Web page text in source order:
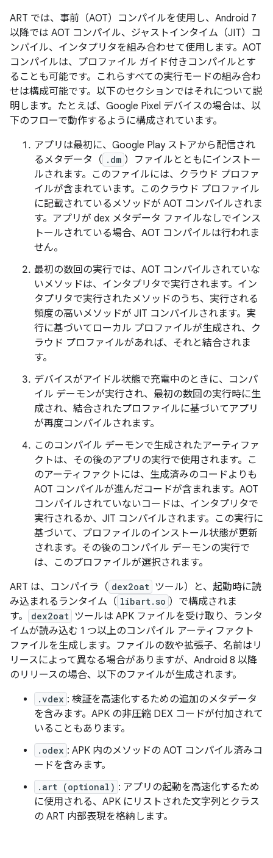
ART では、事前（AOT）コンパイルを使用し、Android 7
以降では AOT コンパイル、ジャストインタイム（JIT）コ
ンパイル、インタプリタを組み合わせて使用します。AOT
コンパイルは、プロファイル ガイド付きコンパイルとす
ることも可能です。これらすべての実行モードの組み合わ
せは構成可能です。以下のセクションではそれについて説
明します。たとえば、Google Pixel デバイスの場合は、以
下のフローで動作するように構成されています。
アプリは最初に、Google Play ストアから配信され
るメタデータ（ .dm ）ファイルとともにインストー
ルされます。このファイルには、クラウド プロファ
イルが含まれています。このクラウド プロファイル
に記載されているメソッドが AOT コンパイルされま
す。アプリが dex メタデータ ファイルなしでインス
トールされている場合、AOT コンパイルは行われま
せん。
最初の数回の実行では、AOT コンパイルされていな
いメソッドは、インタプリタで実行されます。イン
タプリタで実行されたメソッドのうち、実行される
頻度の高いメソッドが JIT コンパイルされます。実
行に基づいてローカル プロファイルが生成され、ク
ラウド プロファイルがあれば、それと結合されま
す。
デバイスがアイドル状態で充電中のときに、コンパ
イル デーモンが実行され、最初の数回の実行時に生
成され、結合されたプロファイルに基づいてアプリ
が再度コンパイルされます。
このコンパイル デーモンで生成されたアーティファ
クトは、その後のアプリの実行で使用されます。こ
のアーティファクトには、生成済みのコードよりも
AOT コンパイルが進んだコードが含まれます。AOT
コンパイルされていないコードは、インタプリタで
実行されるか、JIT コンパイルされます。この実行に
基づいて、プロファイルのインストール状態が更新
されます。その後のコンパイル デーモンの実行で
は、このプロファイルが選択されます。
ART は、コンパイラ（ dex2oat ツール）と、起動時に読
み込まれるランタイム（ libart.so ）で構成されま
す。
dex2oat ツールは APK ファイルを受け取り、ランタ
イムが読み込む 1 つ以上のコンパイル アーティファクト
ファイルを生成します。ファイルの数や拡張子、名前はリ
リースによって異なる場合がありますが、Android 8 以降
のリリースの場合、以下のファイルが生成されます。
.vdex : 検証を高速化するための追加のメタデータ
を含みます。APK の非圧縮 DEX コードが付加されて
いることもあります。
.odex : APK 内のメソッドの AOT コンパイル済みコ
ードを含みます。
.art (optional) : アプリの起動を高速化するため
に使用される、APK にリストされた文字列とクラス
の ART 内部表現を格納します。